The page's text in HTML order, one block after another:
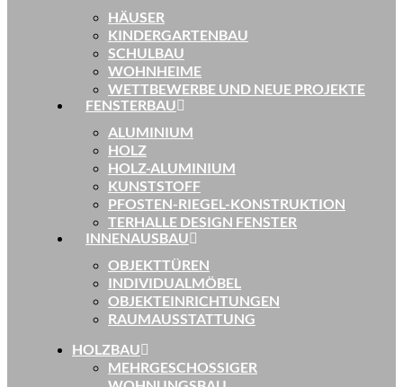
HÄUSER
KINDERGARTENBAU
SCHULBAU
WOHNHEIME
WETTBEWERBE UND NEUE PROJEKTE
FENSTERBAU
ALUMINIUM
HOLZ
HOLZ-ALUMINIUM
KUNSTSTOFF
PFOSTEN-RIEGEL-KONSTRUKTION
TERHALLE DESIGN FENSTER
INNENAUSBAU
OBJEKTTÜREN
INDIVIDUALMÖBEL
OBJEKTEINRICHTUNGEN
RAUMAUSSTATTUNG
HOLZBAU
MEHRGESCHOSSIGER